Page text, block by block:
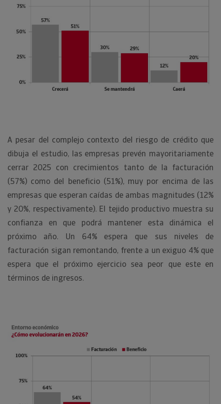
A pesar del complejo contexto del riesgo de crédito que
dibuja el estudio, las empresas prevén mayoritariamente
cerrar 2025 con crecimientos tanto de la facturación
(57%) como del beneficio (51%), muy por encima de las
empresas que esperan caídas de ambas magnitudes (12%
y 20%, respectivamente). El tejido productivo muestra su
confianza en que podrá mantener esta dinámica el
próximo año. Un 64% espera que sus niveles de
facturación sigan remontando, frente a un exiguo 4% que
espera que el próximo ejercicio sea peor que este en
términos de ingresos.